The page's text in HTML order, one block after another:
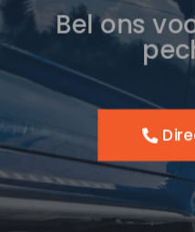
Bel ons